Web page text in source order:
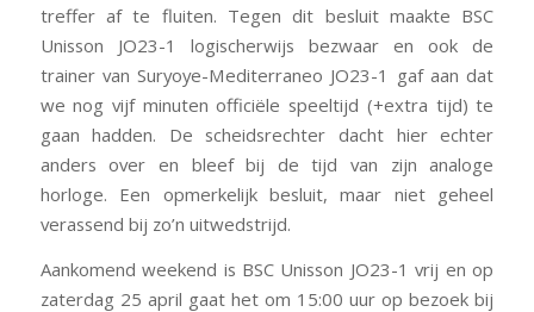
treffer af te fluiten. Tegen dit besluit maakte BSC
Unisson JO23-1 logischerwijs bezwaar en ook de
trainer van Suryoye-Mediterraneo JO23-1 gaf aan dat
we nog vijf minuten officiële speeltijd (+extra tijd) te
gaan hadden. De scheidsrechter dacht hier echter
anders over en bleef bij de tijd van zijn analoge
horloge. Een opmerkelijk besluit, maar niet geheel
verassend bij zo’n uitwedstrijd.
Aankomend weekend is BSC Unisson JO23-1 vrij enop
zaterdag 25 april gaat hetom 15:00 uur op bezoek bij